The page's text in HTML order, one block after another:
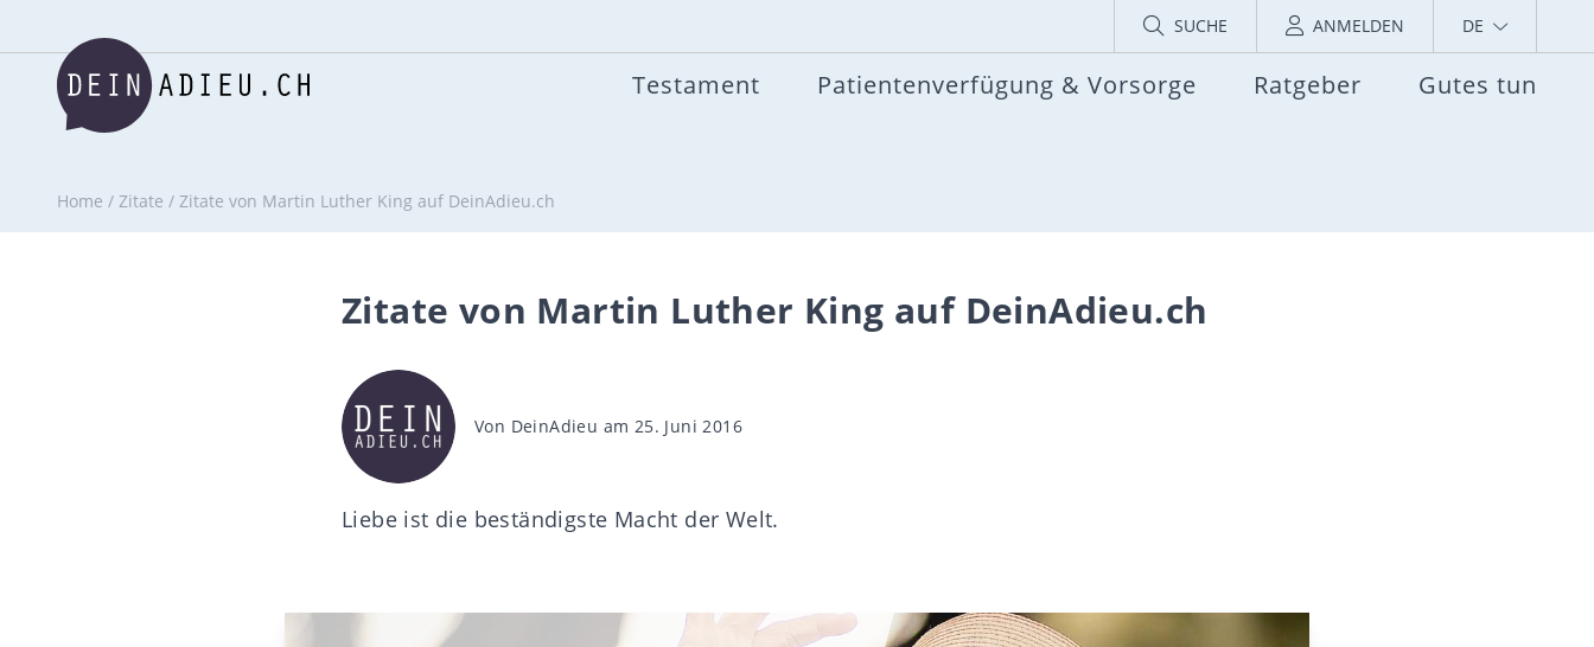
SUCHE ANMELDEN DE
Testament Patientenverfügung & Vorsorge Ratgeber Gutes tun
Home / Zitate / Zitate von Martin Luther King auf DeinAdieu.ch
Zitate von Martin Luther King auf DeinAdieu.ch
Beitragsautor
Von DeinAdieu am 25. Juni 2016
Liebe ist die beständigste Macht der Welt.